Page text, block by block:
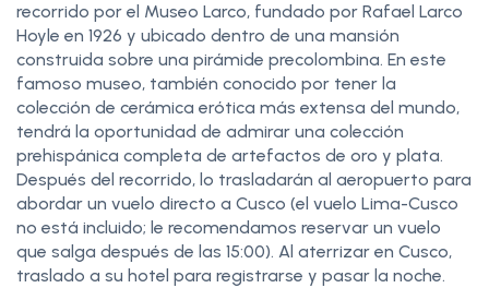
recorrido por el Museo Larco, fundado por Rafael Larco
Hoyle en 1926 y ubicado dentro de una mansión
construida sobre una pirámide precolombina. En este
famoso museo, también conocido por tener la
colección de cerámica erótica más extensa del mundo,
tendrá la oportunidad de admirar una colección
prehispánica completa de artefactos de oro y plata.
Después del recorrido, lo trasladarán al aeropuerto para
abordar un vuelo directo a Cusco (el vuelo Lima-Cusco
no está incluido; le recomendamos reservar un vuelo
que salga después de las 15:00). Al aterrizar en Cusco,
traslado a su hotel para registrarse y pasar la noche.